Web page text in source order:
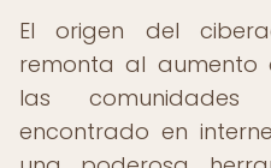
El origen del
remonta al aumento
las
encontrado en